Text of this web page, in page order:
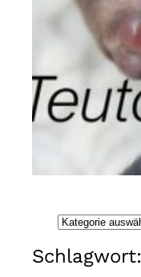
Direkt
wechseln
K
t
Schlagwort: